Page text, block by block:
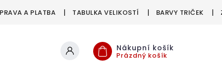
A PLATBA TABULKA VELIKOSTÍ BARVY TRIČEK
Nákupní košík
Prázdný košík